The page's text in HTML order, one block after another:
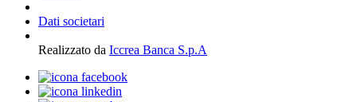
Dati societari
Realizzato da Iccrea Banca S.p.A